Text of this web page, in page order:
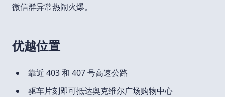
微信群异常热闹火爆。
优越位置
靠近 403 和 407 号高速公路
驱车片刻即可抵达奥克维尔广场购物中心